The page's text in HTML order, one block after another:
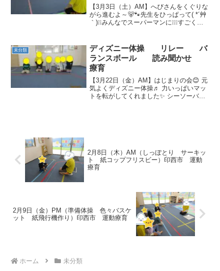
【3月3日（土）AM】へびさんをくぐりな
がら進むよ～🐻🐾先生をひっぱって( *´艸
｀)❕❕みんなでスーパーマンに❕❕❕すごくデ
おひなさま見学へ✨🎎✨土曜日...
未分類
ディズニー体操 リレー バ
ランスボール 読み聞かせ
療育
【3月22日（金）AM】はじまりの会😊 元
気よくディズニー体操♬ 力いっぱいマッ
トを転がしてくれました✨ シーソーバラ
2月8日（木）AM（しっぽとり サーキッ
ト 紙コップフリスビー）印西市 運動
療育
2月9日（金）PM（準備体操 色々バスケ
ット 紙飛行機作り）印西市 運動療育
ホーム 未分類